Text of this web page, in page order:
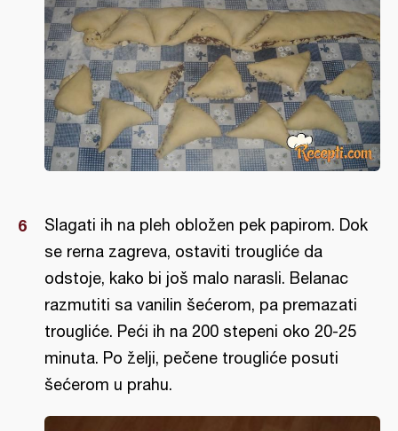
Slagati ih na pleh obložen pek papirom. Dok
se rerna zagreva, ostaviti trougliće da
odstoje, kako bi još malo narasli. Belanac
razmutiti sa vanilin šećerom, pa premazati
trougliće. Peći ih na 200 stepeni oko 20-25
minuta. Po želji, pečene trougliće posuti
šećerom u prahu.